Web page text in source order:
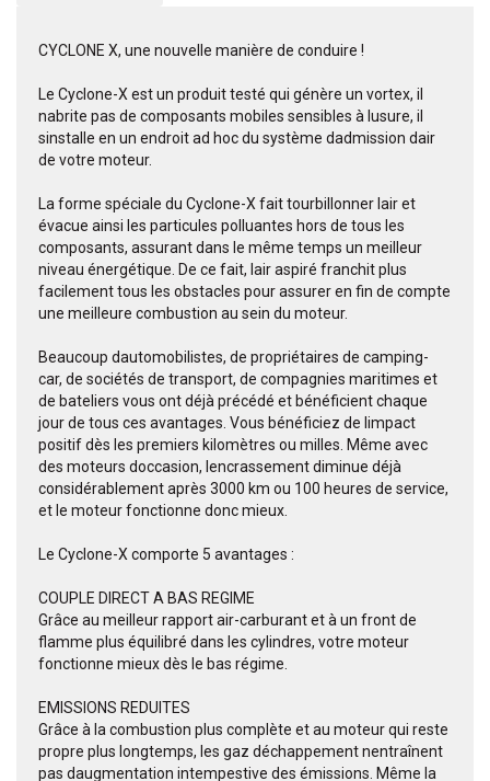
CYCLONE X, une nouvelle manière de conduire !
Le Cyclone-X est un produit testé qui génère un vortex, il
nabrite pas de composants mobiles sensibles à lusure, il
sinstalle en un endroit ad hoc du système dadmission dair
de votre moteur.
La forme spéciale du Cyclone-X fait tourbillonner lair et
évacue ainsi les particules polluantes hors de tous les
composants, assurant dans le même temps un meilleur
niveau énergétique. De ce fait, lair aspiré franchit plus
facilement tous les obstacles pour assurer en fin de compte
une meilleure combustion au sein du moteur.
Beaucoup dautomobilistes, de propriétaires de camping-
car, de sociétés de transport, de compagnies maritimes et
de bateliers vous ont déjà précédé et bénéficient chaque
jour de tous ces avantages. Vous bénéficiez de limpact
positif dès les premiers kilomètres ou milles. Même avec
des moteurs doccasion, lencrassement diminue déjà
considérablement après 3000 km ou 100 heures de service,
et le moteur fonctionne donc mieux.
Le Cyclone-X comporte 5 avantages :
COUPLE DIRECT A BAS REGIME
Grâce au meilleur rapport air-carburant et à un front de
flamme plus équilibré dans les cylindres, votre moteur
fonctionne mieux dès le bas régime.
EMISSIONS REDUITES
Grâce à la combustion plus complète et au moteur qui reste
propre plus longtemps, les gaz déchappement nentraînent
pas daugmentation intempestive des émissions. Même la